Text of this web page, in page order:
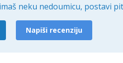
neku nedoumicu, postavi
Napiši recenziju